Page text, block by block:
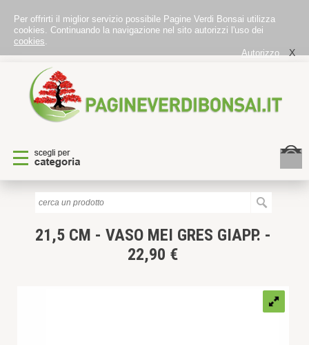
Per offrirti il miglior servizio possibile Pagine Verdi Bonsai utilizza
cookies. Continuando la navigazione nel sito autorizzi l'uso dei
cookies.
Autorizzo
X
21,5 CM - VASO MEI GRES GIAPP. -
22,90 €